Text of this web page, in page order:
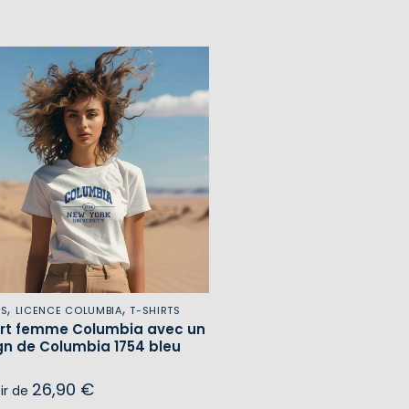
, LICENCE COLUMBIA,T-SHIRTS
femme Columbia avec un
de Columbia 1754 bleu
de 26,90 €